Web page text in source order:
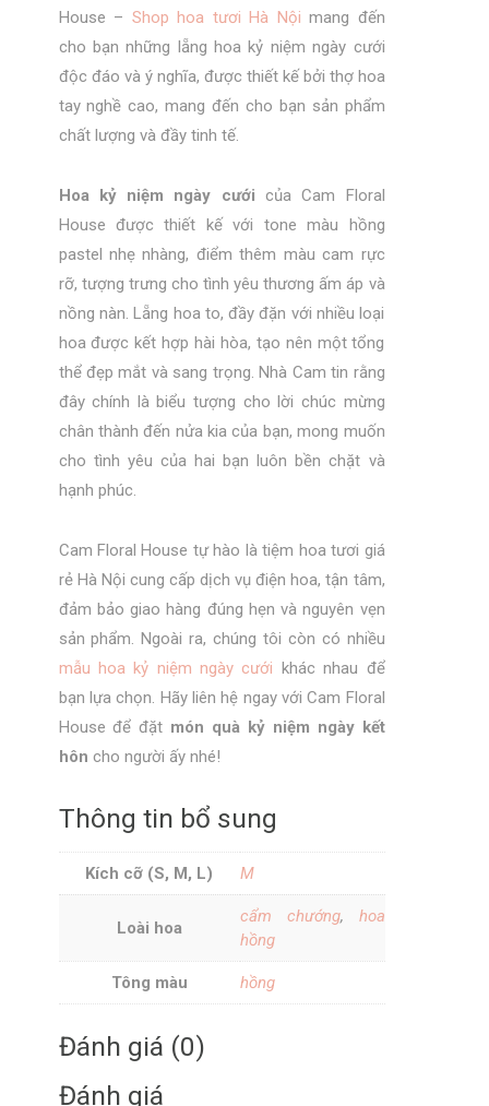
House – Shop hoa tươi Hà Nội mang đến
cho bạn những lẵng hoa kỷ niệm ngày cưới
độc đáo và ý nghĩa, được thiết kế bởi thợ hoa
tay nghề cao, mang đến cho bạn sản phẩm
chất lượng và đầy tinh tế.
Hoa kỷ niệm ngày cưới của Cam Floral
House được thiết kế với tone màu hồng
pastel nhẹ nhàng, điểm thêm màu cam rực
rỡ, tượng trưng cho tình yêu thương ấm áp và
nồng nàn. Lẵng hoa to, đầy đặn với nhiều loại
hoa được kết hợp hài hòa, tạo nên một tổng
thể đẹp mắt và sang trọng. Nhà Cam tin rằng
đây chính là biểu tượng cho lời chúc mừng
chân thành đến nửa kia của bạn, mong muốn
cho tình yêu của hai bạn luôn bền chặt và
hạnh phúc.
Cam Floral House tự hào làtiệm hoa tươi giá
rẻ Hà Nội cung cấp dịch vụ điện hoa, tận tâm,
đảm bảo giao hàng đúng hẹn và nguyên vẹn
sản phẩm. Ngoài ra, chúng tôi còn có nhiều
mẫu hoa kỷ niệm ngày cưới khác nhau để
bạn lựa chọn. Hãy liên hệ ngay với Cam Floral
House để đặt món quà kỷ niệm ngày kết
hôn cho người ấy nhé!
Thông tin bổ sung
Kích cỡ (S, M, L) M
Loài hoa
cẩm chướng, hoa
hồng
Tông màu hồng
Đánh giá (0)
Đánh giá